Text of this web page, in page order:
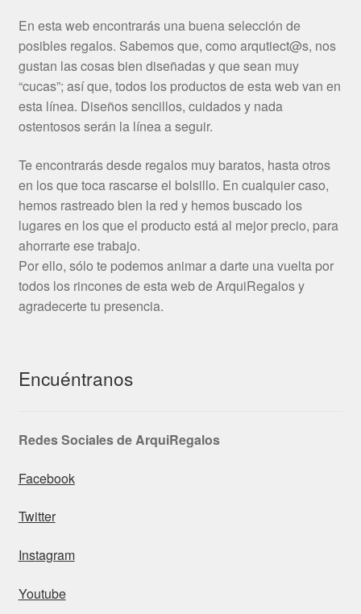
En esta web encontrarás una buena selección de
posibles regalos. Sabemos que, como arqutiect@s, nos
gustan las cosas bien diseñadas y que sean muy
“cucas”; así que, todos los productos de esta web van en
esta línea. Diseños sencillos, cuidados y nada
ostentosos serán la línea a seguir.
Te encontrarás desde regalos muy baratos, hasta otros
en los que toca rascarse el bolsillo. En cualquier caso,
hemos rastreado bien la red y hemos buscado los
lugares en los que el producto está al mejor precio, para
ahorrarte ese trabajo.
Por ello, sólo te podemos animar a darte una vuelta por
todos los rincones de esta web de ArquiRegalos y
agradecerte tu presencia.
Encuéntranos
Redes Sociales de ArquiRegalos
Facebook
Twitter
Instagram
Youtube